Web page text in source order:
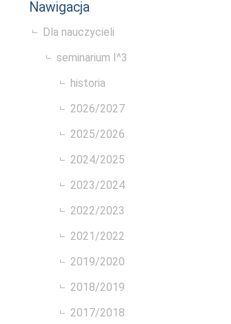
Nawigacja
Dla nauczycieli
seminarium I^3
historia
2026/2027
2025/2026
2024/2025
2023/2024
2022/2023
2021/2022
2019/2020
2018/2019
2017/2018